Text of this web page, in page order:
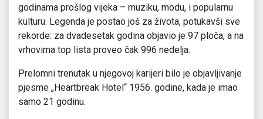
godinama prošlog vijeka – muziku, modu, i popularnu
kulturu. Legenda je postao još za života, potukavši sve
rekorde: za dvadesetak godina objavio je 97 ploča, a na
vrhovima top lista proveo čak 996 nedelja.
Prelomni trenutak u njegovoj karijeri bilo je objavljivanje
pjesme „Heartbreak Hotel“ 1956. godine, kada je imao
samo 21 godinu.